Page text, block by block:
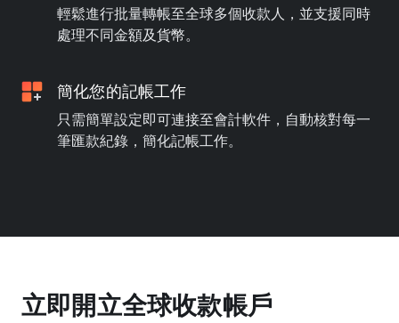
輕鬆進行批量轉帳至全球多個收款人，並支援同時
處理不同金額及貨幣。
簡化您的記帳工作
只需簡單設定即可連接至會計軟件，自動核對每一
筆匯款紀錄，簡化記帳工作。
立即開立全球收款帳戶